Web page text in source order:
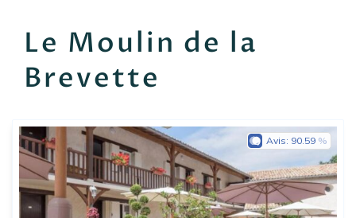
Le Moulin de la
Brevette
Avis: 90.59